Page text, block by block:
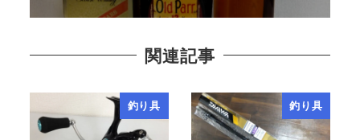
関連記事
釣り具 釣り具